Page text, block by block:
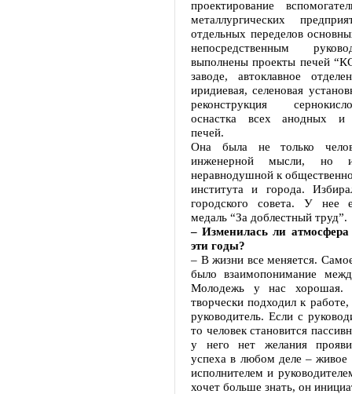
проектирование
металлургических
отдельных переделов
непосредственным
выполнены проекты печей
заводе, автоклавное
иридиевая, селеновая
реконструкция
оснастка всех анодных и
печей.
Она была не только
инженерной мысли, но и
неравнодушной к
института и города.
городского совета. У нее
медаль “За доблестный труд”.
– Изменилась ли атмосфера
эти годы?
– В жизни все меняется.
было взаимопонимание
Молодежь у нас хорошая.
творчески подходил к
руководитель. Если с
то человек становится
у него нет желания
успеха в любом деле –
исполнителем и
хочет больше знать, он